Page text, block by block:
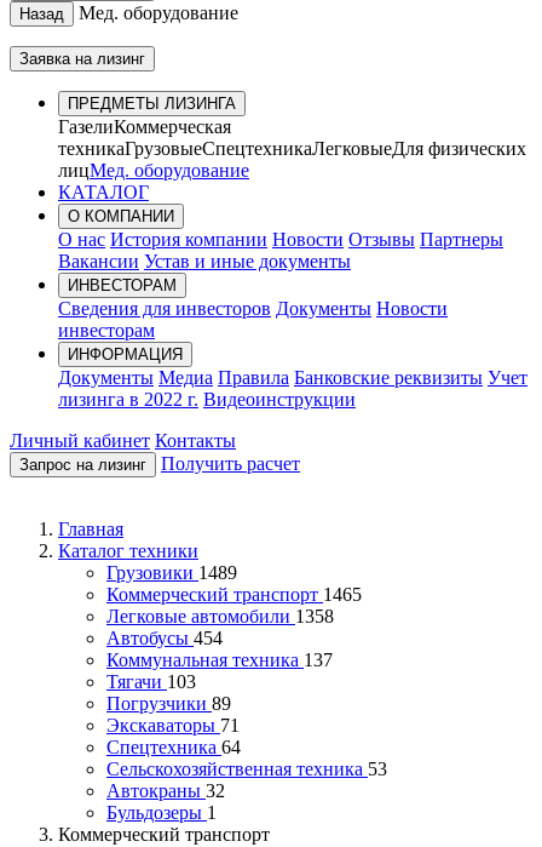
Назад
Мед. оборудование
Заявка на лизинг
ПРЕДМЕТЫ ЛИЗИНГА
ГазелиКоммерческая
техникаГрузовыеСпецтехникаЛегковыеДля физических
лицМед. оборудование
КАТАЛОГ
О КОМПАНИИ
О нас История компании Новости Отзывы Партнеры
Вакансии Устав и иные документы
ИНВЕСТОРАМ
Сведения для инвесторов Документы Новости
инвесторам
ИНФОРМАЦИЯ
Документы Медиа Правила Банковские реквизиты Учет
лизинга в 2022 г. Видеоинструкции
Личный кабинет Контакты
Запрос на лизинг Получить расчет
Главная
Каталог техники
Грузовики 1489
Коммерческий транспорт 1465
Легковые автомобили 1358
Автобусы 454
Коммунальная техника 137
Тягачи 103
Погрузчики 89
Экскаваторы 71
Спецтехника 64
Сельскохозяйственная техника 53
Автокраны 32
Бульдозеры 1
Коммерческий транспорт